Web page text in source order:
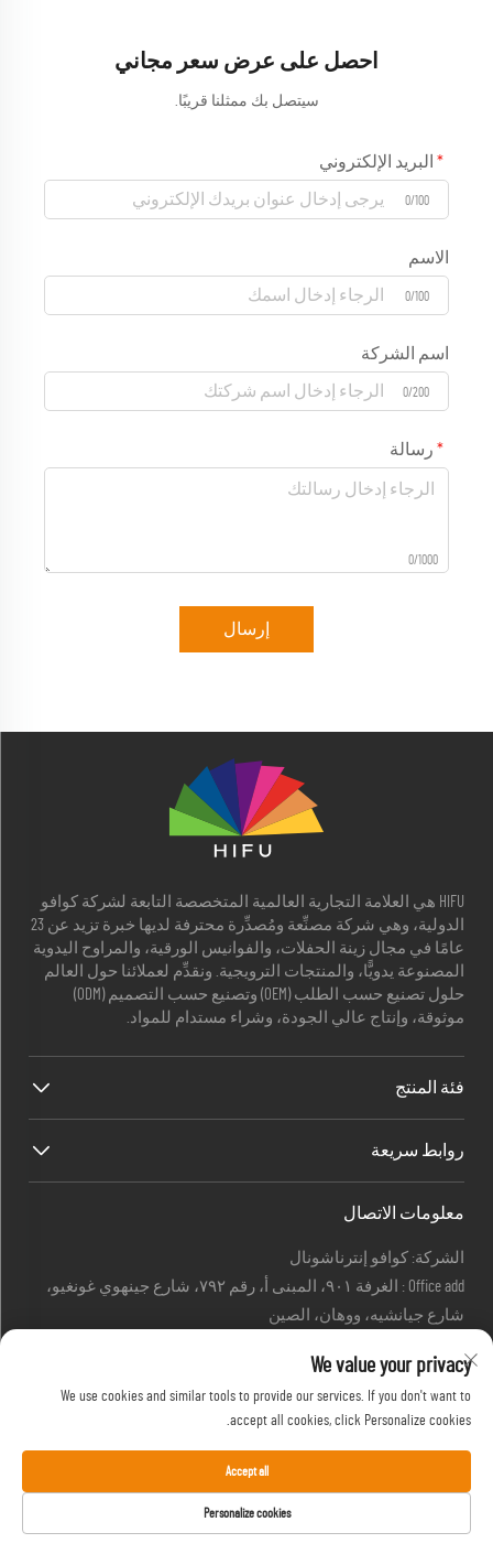
احصل على عرض سعر مجاني
سيتصل بك ممثلنا قريبًا.
البريد الإلكتروني
0/100
الاسم
0/100
اسم الشركة
0/200
رسالة
0/1000
إرسال
HIFU هي العلامة التجارية العالمية المتخصصة التابعة لشركة كوافو
الدولية، وهي شركة مصنِّعة ومُصدِّرة محترفة لديها خبرة تزيد عن 23
عامًا في مجال زينة الحفلات، والفوانيس الورقية، والمراوح اليدوية
المصنوعة يدويًّا، والمنتجات الترويجية. ونقدِّم لعملائنا حول العالم
حلول تصنيع حسب الطلب (OEM) وتصنيع حسب التصميم (ODM)
موثوقة، وإنتاج عالي الجودة، وشراء مستدام للمواد.
فئة المنتج
روابط سريعة
معلومات الاتصال
الشركة: كوافو إنترناشونال
Office add : الغرفة ٩٠١، المبنى أ، رقم ٧٩٢، شارع جينهوي غونغيو،
شارع جيانشيه، ووهان، الصين
[email protected]
هاتف: +86-27-85629392
جوال:+86-18502719422
حقوق الطبع والنشر © HIFU، علامة تجارية تابعة لشركة كوافو الدولية.
We value your privacy
We use cookies and similar tools to provide our services. If you don't want to
accept all cookies, click Personalize cookies.
Personalize cookies
Accept all